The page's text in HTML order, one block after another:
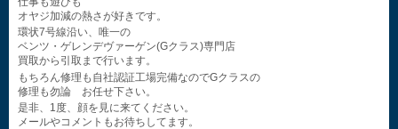
オヤジ加減の熱さが好きです。
環状7号線沿い、唯一の
ベンツ・ゲレンデヴァーゲン(Gクラス)専門店
買取から引取まで行います。
もちろん修理も自社認証工場完備なのでGクラスの
修理も勿論 お任せ下さい。
是非、1度、顔を見に来てください。
メールやコメントもお待ちしてます。